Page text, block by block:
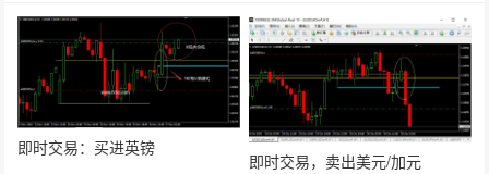
即时交易：买进英镑
即时交易，卖出美元/加元